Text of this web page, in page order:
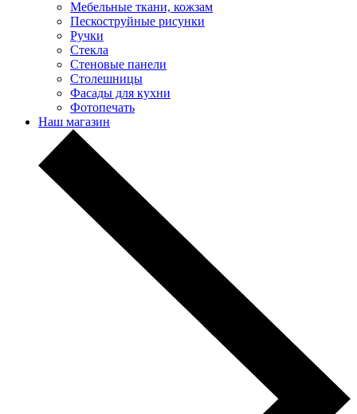
Мебельные ткани, кожзам
Пескоструйные рисунки
Ручки
Стекла
Стеновые панели
Столешницы
Фасады для кухни
Фотопечать
Наш магазин